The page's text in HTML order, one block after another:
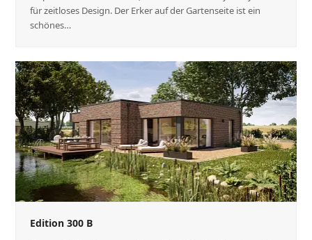
für zeitloses Design. Der Erker auf der Gartenseite ist ein
schönes…
Edition 300 B